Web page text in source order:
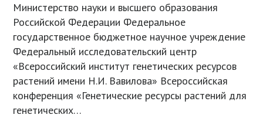
Министерство науки и высшего образования
Российской Федерации Федеральное
государственное бюджетное научное учреждение
Федеральный исследовательский центр
«Всероссийский институт генетических ресурсов
растений имени Н.И. Вавилова» Всероссийская
конференция «Генетические ресурсы растений для
генетических…